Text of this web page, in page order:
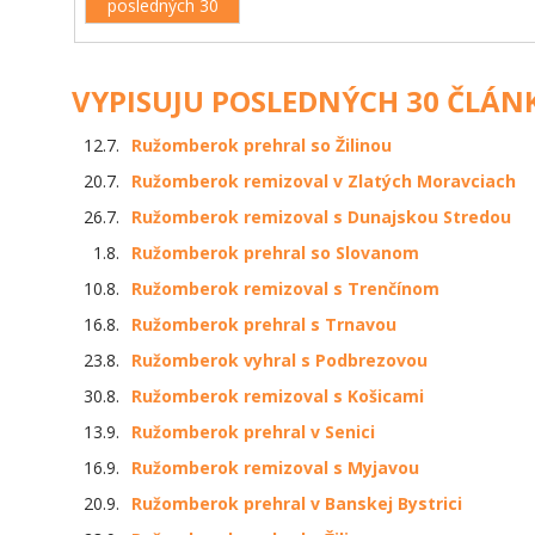
posledných 30
VYPISUJU POSLEDNÝCH 30
12.7.
Ružomberok prehral so Žilinou
20.7.
Ružomberok remizoval v Zlatých Moravciach
26.7.
Ružomberok remizoval s Dunajskou Stredou
1.8.
Ružomberok prehral so Slovanom
10.8.
Ružomberok remizoval s Trenčínom
16.8.
Ružomberok prehral s Trnavou
23.8.
Ružomberok vyhral s Podbrezovou
30.8.
Ružomberok remizoval s Košicami
13.9.
Ružomberok prehral v Senici
16.9.
Ružomberok remizoval s Myjavou
20.9.
Ružomberok prehral v Banskej Bystrici